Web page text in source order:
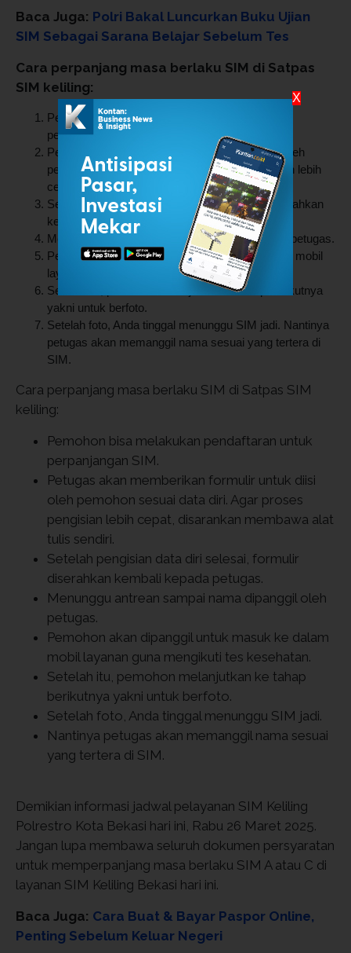
Baca Juga: Polri Bakal Luncurkan Buku Ujian
SIM Sebagai Sarana Belajar Sebelum Tes
Cara perpanjang masa berlaku SIM di Satpas
SIM keliling:
Pemohon bisa melakukan pendaftaran untuk
perpanjangan SIM.
Petugas akan memberikan formulir untuk diisi oleh
pemohon sesuai data diri. Agar proses pengisian lebih
cepat, disarankan membawa alat tulis sendiri.
Setelah pengisian data diri selesai, formulir diserahkan
kembali kepada petugas.
Menunggu antrean sampai nama dipanggil oleh petugas.
Pemohon akan dipanggil untuk masuk ke dalam mobil
layanan guna mengikuti tes kesehatan.
Setelah itu, pemohon melanjutkan ke tahap berikutnya
yakni untuk berfoto.
Setelah foto, Anda tinggal menunggu SIM jadi. Nantinya
petugas akan memanggil nama sesuai yang tertera di
SIM.
Cara perpanjang masa berlaku SIM di Satpas SIM
keliling:
Pemohon bisa melakukan pendaftaran untuk
perpanjangan SIM.
Petugas akan memberikan formulir untuk diisi
oleh pemohon sesuai data diri. Agar proses
pengisian lebih cepat, disarankan membawa alat
tulis sendiri.
Setelah pengisian data diri selesai, formulir
diserahkan kembali kepada petugas.
Menunggu antrean sampai nama dipanggil oleh
petugas.
Pemohon akan dipanggil untuk masuk ke dalam
mobil layanan guna mengikuti tes kesehatan.
Setelah itu, pemohon melanjutkan ke tahap
berikutnya yakni untuk berfoto.
Setelah foto, Anda tinggal menunggu SIM jadi.
Nantinya petugas akan memanggil nama sesuai
yang tertera di SIM.
Demikian informasi jadwal pelayanan SIM Keliling
Polrestro Kota Bekasi hari ini, Rabu 26 Maret 2025.
Jangan lupa membawa seluruh dokumen persyaratan
untuk memperpanjang masa berlaku SIM A atau C di
layanan SIM Keliling Bekasi hari ini.
Baca Juga: Cara Buat & Bayar Paspor Online,
Penting Sebelum Keluar Negeri
X